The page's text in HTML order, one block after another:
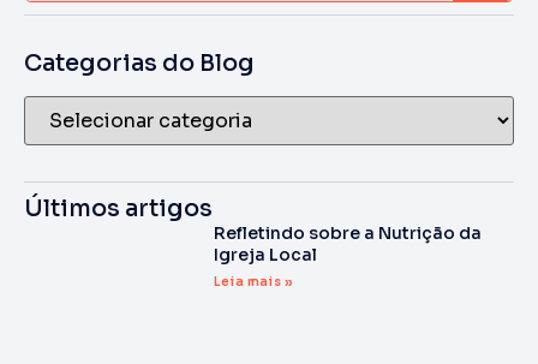
Categorias do Blog
Últimos artigos
Refletindo sobre a Nutrição da
Igreja Local
Leia mais »